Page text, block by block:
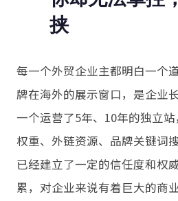
挟
每一个外贸企业主都明白一个
牌在海外的展示窗口，是企业
一个运营了5年、10年的独立
权重、外链资源、品牌关键词
已经建立了一定的信任度和权
累，对企业来说有着巨大的商业